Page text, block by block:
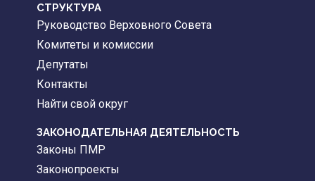
CТРУКТУРА
Руководство Верховного Совета
Комитеты и комиссии
Депутаты
Контакты
Найти свой округ
ЗАКОНОДАТЕЛЬНАЯ ДЕЯТЕЛЬНОСТЬ
Законы ПМР
Законопроекты